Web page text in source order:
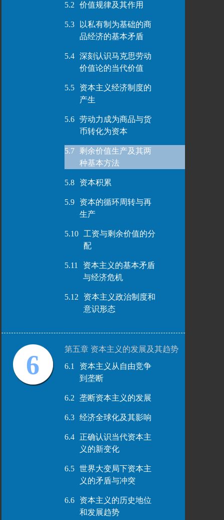
5.2 价值规律及其作用
5.3
以私有制为基础的商
品经济的基本矛盾
5.4
深刻认识马克思劳动
价值论的当代价值
5.5
资本主义经济制度的
产生
5.6
劳动力成为商品与货
币转化为资本
5.7
剩余价值生产及其两
种基本方法
5.8 资本积累
5.9
资本的循环周转与再
生产
5.10
工资与剩余价值的分
配
5.11
资本主义的基本矛盾
与经济危机
5.12
资本主义政治制度和
意识形态
6
第五章 资本主义的发展及其趋势
6.1
资本主义从自由竞争
到垄断
6.2 垄断资本主义的发展
6.3 经济全球化及其影响
6.4
正确认识当代资本主
义的新变化
6.5
世界大变局下资本主
义的矛盾与冲突
6.6
资本主义的历史地位
和发展趋势